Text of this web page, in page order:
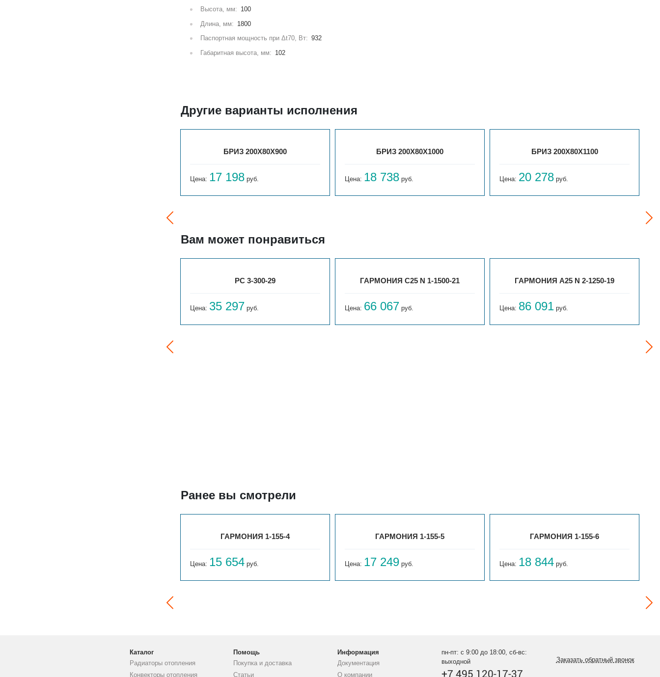
Высота, мм: 100
Длина, мм: 1800
Паспортная мощность при Δt70, Вт: 932
Габаритная высота, мм: 102
Другие варианты исполнения
БРИЗ 200Х80Х900
Цена: 17 198 руб.
БРИЗ 200Х80Х1000
Цена: 18 738 руб.
БРИЗ 200Х80Х1100
Цена: 20 278 руб.
Вам может понравиться
РС 3-300-29
Цена: 35 297 руб.
ГАРМОНИЯ С25 N 1-1500-21
Цена: 66 067 руб.
ГАРМОНИЯ А25 N 2-1250-19
Цена: 86 091 руб.
Ранее вы смотрели
ГАРМОНИЯ 1-155-4
Цена: 15 654 руб.
ГАРМОНИЯ 1-155-5
Цена: 17 249 руб.
ГАРМОНИЯ 1-155-6
Цена: 18 844 руб.
Каталог
Радиаторы отопления
Конвекторы отопления
Помощь
Покупка и доставка
Статьи
Информация
Документация
О компании
пн-пт: с 9:00 до 18:00, сб-вс:
выходной
+7 495 120-17-37
Заказать обратный звонок